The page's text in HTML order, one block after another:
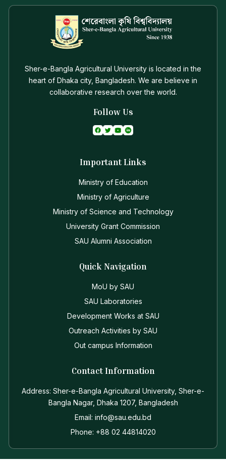
Sher-e-Bangla Agricultural University is located in the
heart of Dhaka city, Bangladesh. We are believe in
collaborative research over the world.
Follow Us
Important Links
Ministry of Education
Ministry of Agriculture
Ministry of Science and Technology
University Grant Commission
SAU Alumni Association
Quick Navigation
MoU by SAU
SAU Laboratories
Development Works at SAU
Outreach Activities by SAU
Out campus Information
Contact Information
Address: Sher-e-Bangla Agricultural University, Sher-e-
Bangla Nagar, Dhaka 1207, Bangladesh
Email: info@sau.edu.bd
Phone: +88 02 44814020